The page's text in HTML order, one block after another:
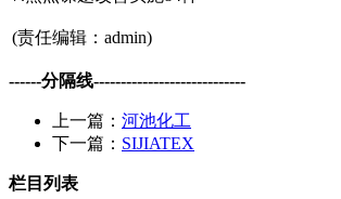
(责任编辑：admin)
------分隔线----------------------------
上一篇： 河池化工
下一篇： SIJIATEX
栏目列表